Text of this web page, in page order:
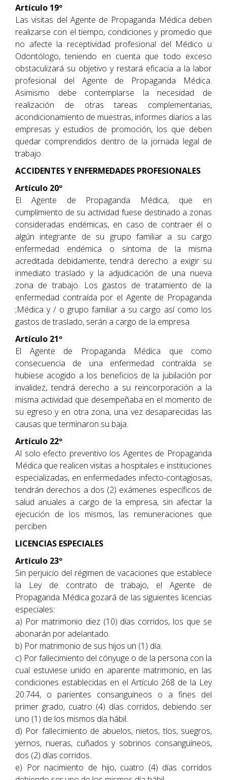
Artículo 19º
Las visitas del Agente de Propaganda Médica deben
realizarse con el tiempo, condiciones y promedio que
no afecte la receptividad profesional del Médico u
Odontólogo, teniendo en cuenta que todo exceso
obstaculizará su objetivo y restará eficacia a la labor
profesional del Agente de Propaganda Médica.
Asimismo debe contemplarse la necesidad de
realización de otras tareas complementarias,
acondicionamiento de muestras, informes diarios a las
empresas y estudios de promoción, los que deben
quedar comprendidos dentro de la jornada legal de
trabajo.
ACCIDENTES Y ENFERMEDADES PROFESIONALES
Artículo 20º
El Agente de Propaganda Médica, que en
cumplimiento de su actividad fuese destinado a zonas
consideradas endémicas, en caso de contraer él o
algún integrante de su grupo familiar a su cargo
enfermedad endémica o síntoma de la misma
acreditada debidamente, tendrá derecho a exigir su
inmediato traslado y la adjudicación de una nueva
zona de trabajo. Los gastos de tratamiento de la
enfermedad contraída por el Agente de Propaganda
;Médica y / o grupo familiar a su cargo así como los
gastos de traslado, serán a cargo de la empresa.
Artículo 21º
El Agente de Propaganda Médica que como
consecuencia de una enfermedad contraída se
hubiese acogido a los beneficios de la jubilación por
invalidez, tendrá derecho a su reincorporación a la
misma actividad que desempeñaba en el momento de
su egreso y en otra zona, una vez desaparecidas las
causas que terminaron su baja.
Artículo 22º
Al solo efecto preventivo los Agentes de Propaganda
Médica que realicen visitas a hospitales e instituciones
especializadas, en enfermedades infecto-contagiosas,
tendrán derechos a dos (2) exámenes específicos de
salud anuales a cargo de la empresa, sin afectar la
ejecución de los mismos, las remuneraciones que
perciben
LICENCIAS ESPECIALES
Artículo 23º
Sin perjuicio del régimen de vacaciones que establece
la Ley de contrato de trabajo, el Agente de
Propaganda Médica gozará de las siguientes licencias
especiales:
a) Por matrimonio diez (10) días corridos, los que se
abonarán por adelantado.
b) Por matrimonio de sus hijos un (1) día.
c) Por fallecimiento del cónyuge o de la persona con la
cual estuviese unido en aparente matrimonio, en las
condiciones establecidas en el Artículo 268 de la Ley
20.744, o parientes consanguíneos o a fines del
primer grado, cuatro (4) días corridos, debiendo ser
uno (1) de los mismos día hábil.
d) Por fallecimiento de abuelos, nietos, tíos, suegros,
yernos, nueras, cuñados y sobrinos consanguíneos,
dos (2) días corridos.
e) Por nacimiento de hijo, cuatro (4) días corridos